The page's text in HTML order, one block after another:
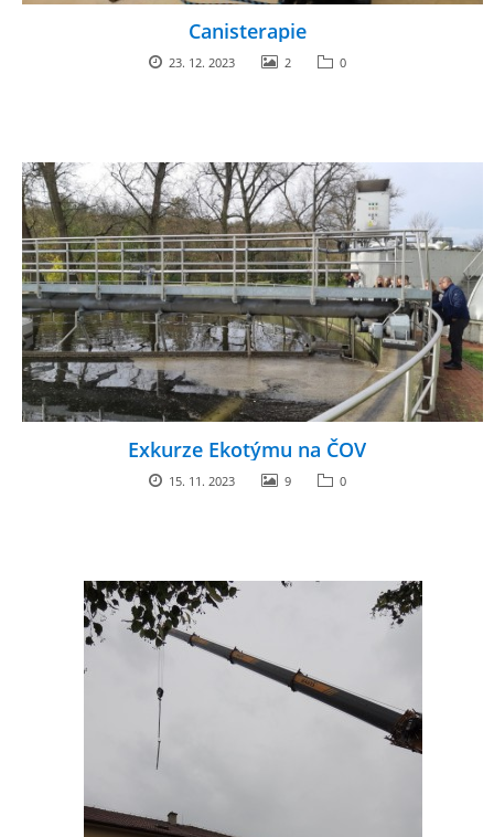
Canisterapie
23. 12. 2023 2 0
Exkurze Ekotýmu na ČOV
15. 11. 2023 9 0